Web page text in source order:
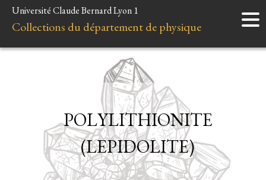
Accueil
Instruments
Liens et ressources
Université Claude Bernard Lyon 1
Collections du département de physique
POLYLITHIONITE
(LEPIDOLITE)